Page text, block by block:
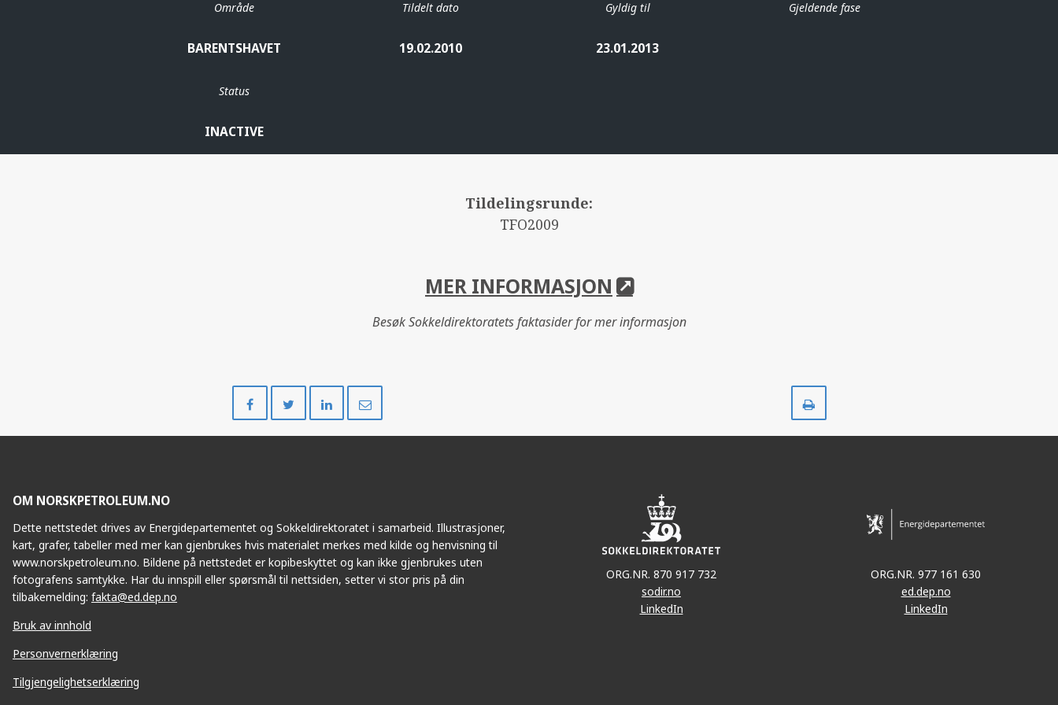
Område
BARENTSHAVET
Tildelt dato
19.02.2010
Gyldig til
23.01.2013
Gjeldende fase
Status
INACTIVE
Tildelingsrunde:
TFO2009
MER INFORMASJON
Besøk Sokkeldirektoratets faktasider for mer informasjon
på
på
på
OM NORSKPETROLEUM.NO
Dette nettstedet drives av Energidepartementet og Sokkeldirektoratet i samarbeid. Illustrasjoner,
kart, grafer, tabeller med mer kan gjenbrukes hvis materialet merkes med kilde og henvisning til
www.norskpetroleum.no. Bildene på nettstedet er kopibeskyttet og kan ikke gjenbrukes uten
fotografens samtykke. Har du innspill eller spørsmål til nettsiden, setter vi stor pris på din
tilbakemelding: fakta@ed.dep.no
Bruk av innhold
Personvernerklæring
Tilgjengelighetserklæring
ORG.NR. 870 917 732
sodir.no
LinkedIn
ORG.NR. 977 161 630
ed.dep.no
LinkedIn